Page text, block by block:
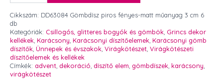
műanyag
3
cm
6
db
mennyiség
Cikkszám: DD63084 Gömbdísz piros fényes-matt műanyag 3 cm 6
db
Kategóriák: Csillogós, glitteres bogyók és gömbök, Grincs dekor
kellékek, Karácsony, Karácsonyi díszítőelemek, Karácsonyi gömb
díszítők, Ünnepek és évszakok, Virágkötészet, Virágkötészeti
díszítőelemek és kellékek
Címkék: advent, dekoráció, díszítő elem, gömbdíszek, karácsony,
virágkötészet